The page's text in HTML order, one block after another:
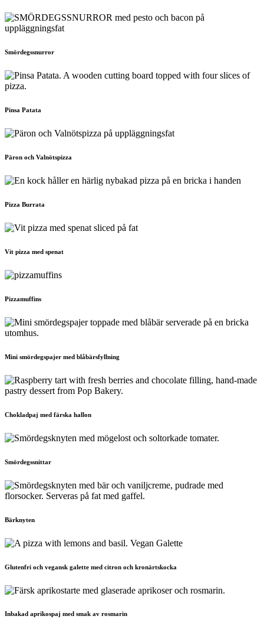
Smördegssnurror
Pinsa Patata
Päron och Valnötspizza
Pizza Burrata
Vit pizza med spenat
Pizzamuffins
Mini smördegspajer med blåbärsfyllning
Chokladpaj med färska hallon
Smördegssnittar
Bärknyten
Glutenfri och vegansk galette med citron och kronärtskocka
Inbakad aprikospaj med smak av rosmarin